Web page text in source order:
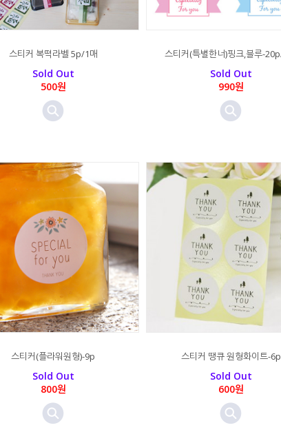
스티커 복떡라벨 5p/1매
Sold Out
500원
스티커(특별한너)핑크,블루-
Sold Out
990원
스티커(플라워원형)-9p
Sold Out
800원
스티커 땡큐 원형화이트-6p
Sold Out
600원